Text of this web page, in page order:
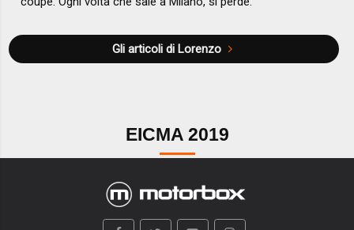
Gli articoli di Lorenzo
EICMA 2019